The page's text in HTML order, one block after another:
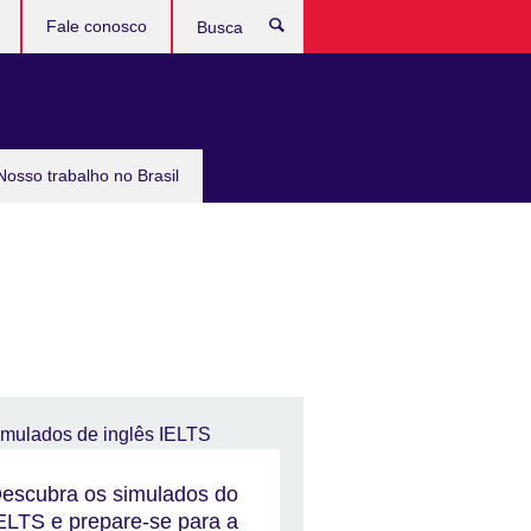
trabalho no Brasil
Fale conosco
os simulados do
e prepare-se para a